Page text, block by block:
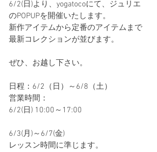
6/2(日)より、yogatocoにて、ジュリエ
のPOPUPを開催いたします。
新作アイテムから定番のアイテムまで
最新コレクションが並びます。
ぜひ、お越し下さい。
日程：6/2（日）～6/8（土）
営業時間：
6/2(日) 10:00～17:00
6/3(月)～6/7(金)
レッスン時間に準じます。